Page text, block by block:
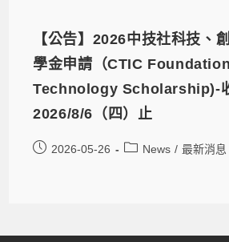
【公告】2026中技社科技、
學金申請（CTIC
Technology Scholarship)-
2026/8/6（四）止
2026-05-26 News / 最新消息